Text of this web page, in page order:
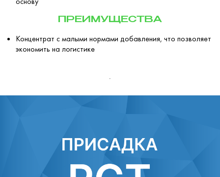
ПРЕИМУЩЕСТВА
Концентрат с малыми нормами добавления, что позволяет
экономить на логистике